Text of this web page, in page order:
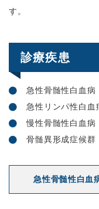
す。
診療疾患
急性骨髄性白血病
急性リンパ性白血
慢性骨髄性白血病
骨髄異形成症候群
急性骨髄性白血